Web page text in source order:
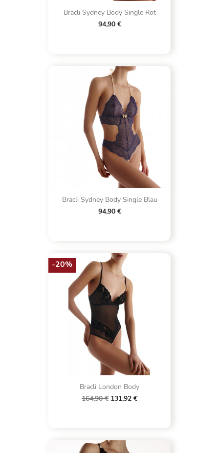
Bracli Sydney Body Single Rot
94,90 €
Bracli Sydney Body Single Blau
94,90 €
Bracli London Body
164,90 € 131,92 €
-20%